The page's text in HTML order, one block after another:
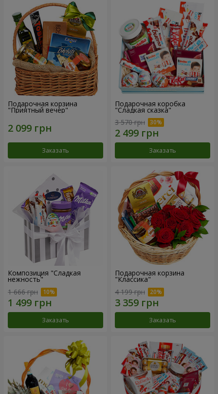
Подарочная корзина
"Приятный вечер"
Заказать
Подарочная коробка
"Сладкая сказка"
3 570 грн
Заказать
Композиция "Сладкая
нежность"
1 666 грн
Заказать
Подарочная корзина
"Классика"
4 199 грн
Заказать